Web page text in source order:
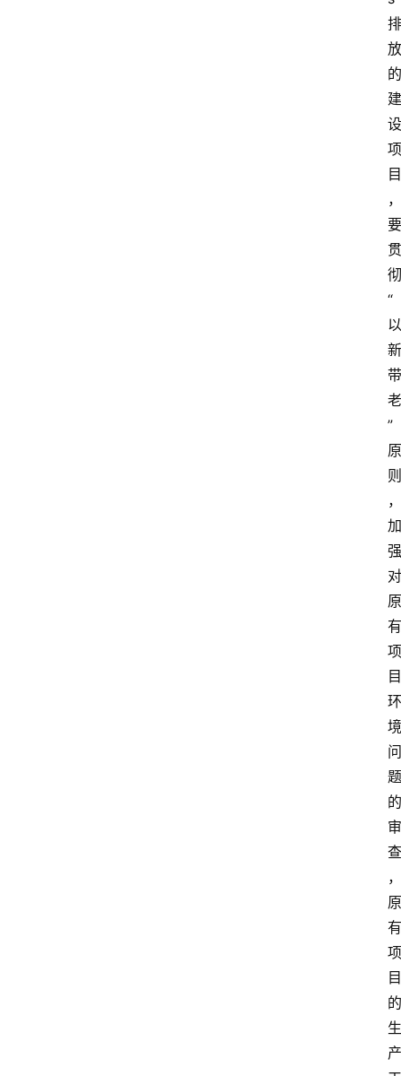
排
放
的
建
设
项
目
，
要
贯
彻
“
以
新
带
老
”
原
则
，
加
强
对
原
有
项
目
环
境
问
题
的
审
查
，
原
有
项
目
的
生
产